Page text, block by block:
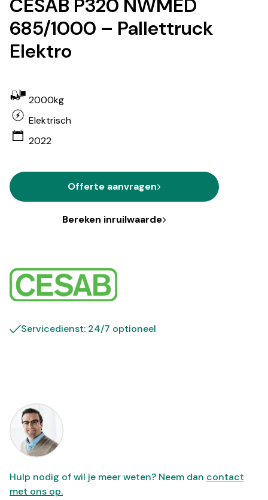
CESAB P320 NWMED
685/1000 – Pallettruck
Elektro
2000kg
Elektrisch
2022
Offerte aanvragen
Bereken inruilwaarde
Servicedienst: 24/7 optioneel
Hulp nodig of wil je meer weten? Neem dan contact
met ons op.